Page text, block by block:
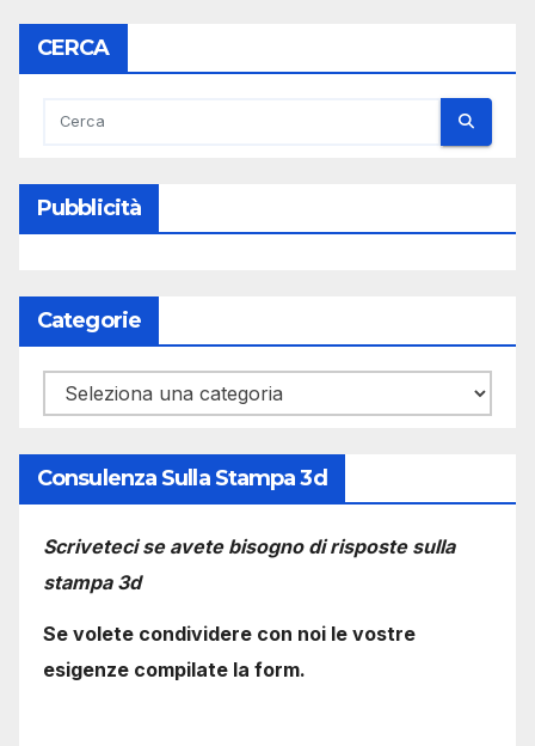
CERCA
Pubblicità
Categorie
Categorie
Consulenza Sulla Stampa 3d
Scriveteci se avete bisogno di risposte sulla
stampa 3d
Se volete condividere con noi le vostre
esigenze compilate la form.